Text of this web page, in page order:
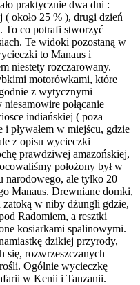
praktycznie dwa dni :
około 25 % ), drugi dzień
To co potrafi stworzyć
Te widoki pozostaną w
to Manaus i
niestety rozczarowany.
motorówkami, które
z wytycznymi
połącanie
indiańskiej ( poza
i pływałem w miejścu, gdzie
z opisu wycieczki
prawdziwej amazońskiej,
położony był w
narodowego, ale tylko 20
Manaus. Drewniane domki,
zatoką w niby dżungli gdzie,
Radomiem, a resztki
kosiarkami spalinowymi.
dzikiej przyrody,
się, rozwrzeszczanych
Ogólnie wycieczkę
w Kenii i Tanzanii.